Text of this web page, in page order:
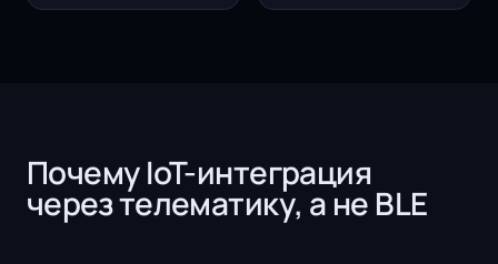
Почему IoT-интеграция
через телематику, а не BLE